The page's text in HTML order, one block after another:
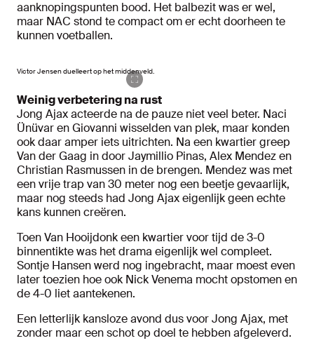
aanknopingspunten bood. Het balbezit was er wel,
maar NAC stond te compact om er echt doorheen te
kunnen voetballen.
Victor Jensen duelleert op het middenveld.
Weinig verbetering na rust
Jong Ajax acteerde na de pauze niet veel beter. Naci
Ünüvar en Giovanni wisselden van plek, maar konden
ook daar amper iets uitrichten. Na een kwartier greep
Van der Gaag in door Jaymillio Pinas, Alex Mendez en
Christian Rasmussen in de brengen. Mendez was met
een vrije trap van 30 meter nog een beetje gevaarlijk,
maar nog steeds had Jong Ajax eigenlijk geen echte
kans kunnen creëren.
Toen Van Hooijdonk een kwartier voor tijd de 3-0
binnentikte was het drama eigenlijk wel compleet.
Sontje Hansen werd nog ingebracht, maar moest even
later toezien hoe ook Nick Venema mocht opstomen en
de 4-0 liet aantekenen.
Een letterlijk kansloze avond dus voor Jong Ajax, met
zonder maar een schot op doel te hebben afgeleverd.